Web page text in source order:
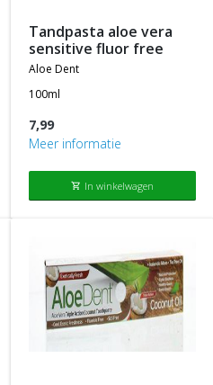
tandpasta aloe vera
sensitive fluor free
aloe dent
100ml
7,99
Meer informatie
shopping_cart In winkelwagen